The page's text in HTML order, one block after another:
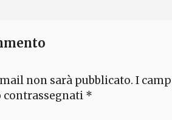
non sarà pubblicato. I
contrassegnati *